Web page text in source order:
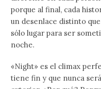
porque al final, cada
un desenlace distinto
sólo lugar para ser
noche.
«Night» es el climax
tiene fin y que nunca